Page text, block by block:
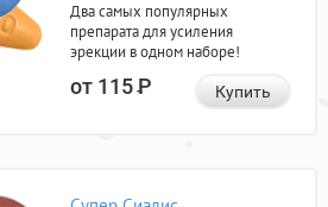
Два самых популярных
препарата для усиления
эрекции в одном наборе!
от 115Р Купить